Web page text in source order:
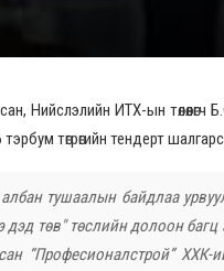
Нийслэлийн ИТХ-ын
төгрөгийн тендерт
тушаалын байдлаа
төв" төслийн долоон
“Професионалстрой”